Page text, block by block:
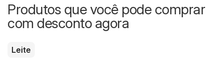
Produtos que você pode comprar
com desconto agora
Leite